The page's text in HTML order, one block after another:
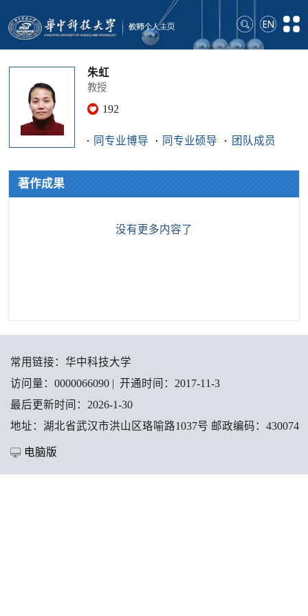
朱虹
教授
192
同专业博导 同专业硕导 团队成员
著作成果
没有更多内容了
常用链接： 华中科技大学
访问量： 0000066090| 开通时间： 2017-11-3
最后更新时间： 2026-1-30
地址：湖北省武汉市洪山区珞喻路1037号 邮政编码：430074
电脑版